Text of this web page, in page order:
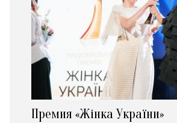
Премия «Жінка України»